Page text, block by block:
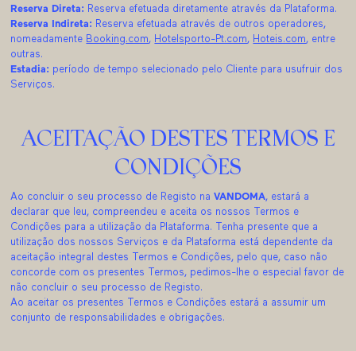
Reserva Direta: Reserva efetuada diretamente através da Plataforma.
Reserva Indireta: Reserva efetuada através de outros operadores,
nomeadamente Booking.com, Hotelsporto-Pt.com, Hoteis.com, entre
outras.
Estadia: período de tempo selecionado pelo Cliente para usufruir dos
Serviços.
ACEITAÇÃO DESTES TERMOS E
CONDIÇÕES
Ao concluir o seu processo de Registo naVANDOMA, estará a
declarar que leu, compreendeu e aceita os nossos Termos e
Condições para a utilização da Plataforma. Tenha presente que a
utilização dos nossos Serviços e da Plataforma está dependente da
aceitação integral destes Termos e Condições, pelo que, caso não
concorde com os presentes Termos, pedimos-lhe o especial favor de
não concluir o seu processo de Registo.
Ao aceitar os presentes Termos e Condições estará a assumir um
conjunto de responsabilidades e obrigações.